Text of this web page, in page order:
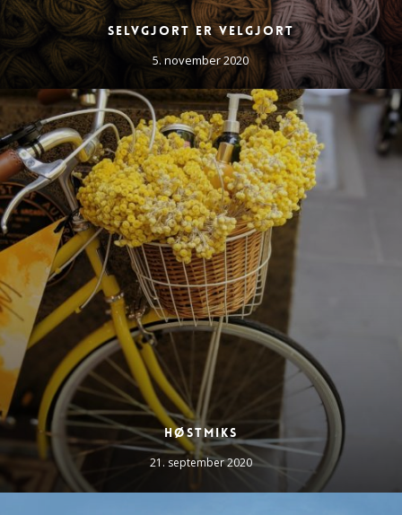
Selvgjort er velgjort
5. november 2020
Høstmiks
21. september 2020